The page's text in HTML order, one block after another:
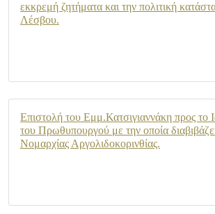
εκκρεμή ζητήματα και την πολιτική
Λέσβου.
Επιστολή του Εμμ.Κατσιγιαννάκη προς το
του Πρωθυπουργού με την οποία
Νομαρχίας Αργολιδοκορινθίας.